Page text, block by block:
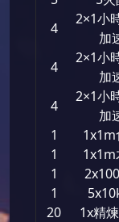
4
2×1小
加
4
2×1小
加
4
2×1小
加
1
1x1m
1
1x1m
1
1
20
1x精